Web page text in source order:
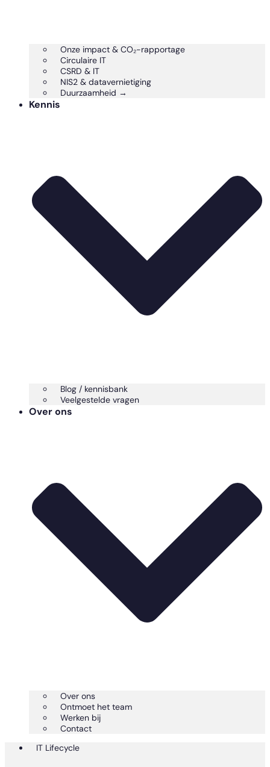
Onze impact & CO₂-rapportage
Circulaire IT
CSRD & IT
NIS2 & datavernietiging
Duurzaamheid →
Kennis
Blog / kennisbank
Veelgestelde vragen
Over ons
Over ons
Ontmoet het team
Werken bij
Contact
IT Lifecycle